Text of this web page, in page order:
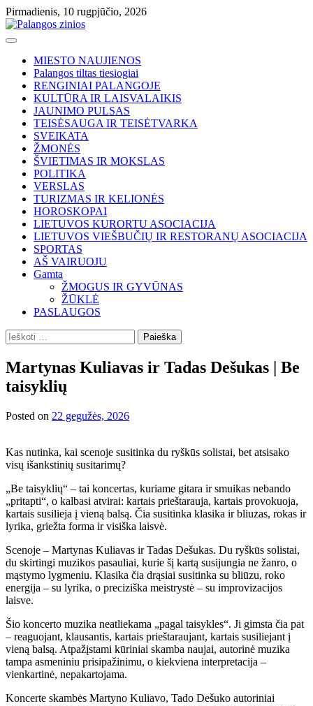
Skip
to
content
Pirmadienis, 10 rugpjūčio, 2026
MIESTO NAUJIENOS
Palangos tiltas tiesiogiai
RENGINIAI PALANGOJE
KULTŪRA IR LAISVALAIKIS
JAUNIMO PULSAS
TEISĖSAUGA IR TEISĖTVARKA
SVEIKATA
ŽMONĖS
ŠVIETIMAS IR MOKSLAS
POLITIKA
VERSLAS
TURIZMAS IR KELIONĖS
HOROSKOPAI
LIETUVOS KURORTU ASOCIACIJA
LIETUVOS VIEŠBUČIŲ IR RESTORANŲ ASOCIACIJA
SPORTAS
AŠ VAIRUOJU
Gamta
ŽMOGUS IR GYVŪNAS
ŽŪKLĖ
PASLAUGOS
Ieškoti:
Martynas Kuliavas ir Tadas Dešukas | Be
taisyklių
Posted on 22 gegužės, 2026
Kas nutinka, kai scenoje susitinka du ryškūs solistai, bet atsisako
visų išankstinių susitarimų?
„Be taisyklių“ – tai koncertas, kuriame gitara ir smuikas nebando
„pritapti“, o kalbasi atvirai: kartais prieštarauja, kartais provokuoja,
kartais susilieja į vieną balsą. Čia susitinka klasika ir bliuzas, rokas ir
lyrika, griežta forma ir visiška laisvė.
Scenoje – Martynas Kuliavas ir Tadas Dešukas. Du ryškūs solistai,
du skirtingi muzikos pasauliai, kurie šį kartą susijungia ne žanro, o
mąstymo lygmeniu. Klasika čia drąsiai susitinka su bliūzu, roko
energija – su lyrika, o preciziška meistrystė – su improvizacijos
laisve.
Šio koncerto muzika neatliekama „pagal taisykles“. Ji gimsta čia pat
– reaguojant, klausantis, kartais prieštaraujant, kartais susiliejant į
vieną balsą. Atpažįstami kūriniai skamba naujai, autorinė muzika
tampa asmeniniu prisipažinimu, o kiekviena interpretacija –
vienkartinė, nepakartojama.
Koncerte skambės Martyno Kuliavo, Tado Dešuko autoriniai